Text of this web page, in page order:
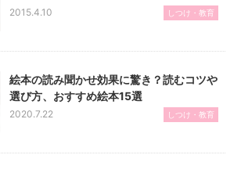
2015.4.10 しつけ・教育
絵本の読み聞かせ効果に驚き？読むコツや
選び方、おすすめ絵本15選
2020.7.22 しつけ・教育